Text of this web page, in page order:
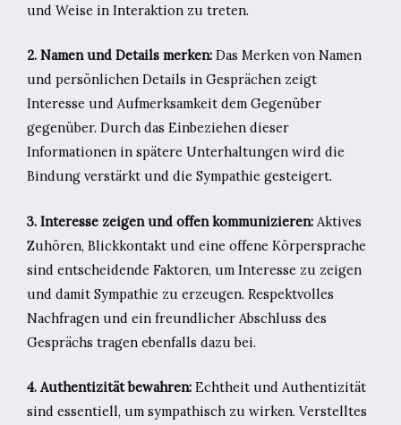
und Weise in Interaktion zu treten.
2. Namen und Details merken: Das Merken von Namen
und persönlichen Details in Gesprächen zeigt
Interesse und Aufmerksamkeit dem Gegenüber
gegenüber. Durch das Einbeziehen dieser
Informationen in spätere Unterhaltungen wird die
Bindung verstärkt und die Sympathie gesteigert.
3. Interesse zeigen und offen kommunizieren: Aktives
Zuhören, Blickkontakt und eine offene Körpersprache
sind entscheidende Faktoren, um Interesse zu zeigen
und damit Sympathie zu erzeugen. Respektvolles
Nachfragen und ein freundlicher Abschluss des
Gesprächs tragen ebenfalls dazu bei.
4. Authentizität bewahren: Echtheit und Authentizität
sind essentiell, um sympathisch zu wirken. Verstelltes